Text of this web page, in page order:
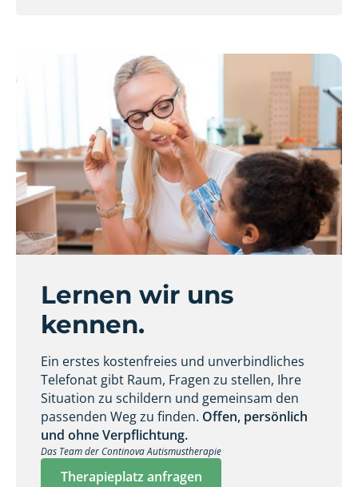
Lernen wir uns
kennen.
Ein erstes kostenfreies und unverbindliches
Telefonat gibt Raum, Fragen zu stellen, Ihre
Situation zu schildern und gemeinsam den
passenden Weg zu finden. Offen, persönlich
und ohne Verpflichtung.
Das Team der Continova Autismustherapie
Therapieplatz anfragen